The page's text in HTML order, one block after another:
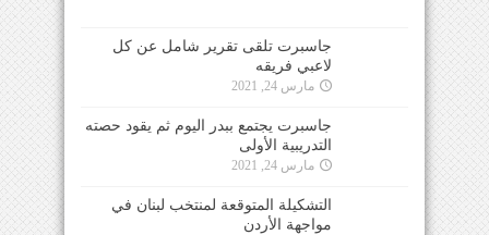
جاسبرت تلقى تقرير شامل عن كل
لاعبي فريقه
مارس 24, 2021
جاسبرت يجتمع ببدر اليوم ثم يقود حصته
التدريبية الأولى
مارس 24, 2021
التشكيلة المتوقعة لمنتخب لبنان في
مواجهة الأردن